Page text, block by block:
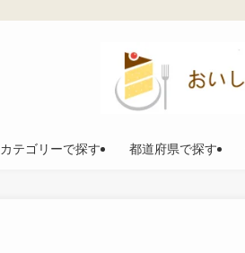
カテゴリーで探す 都道府県で探す